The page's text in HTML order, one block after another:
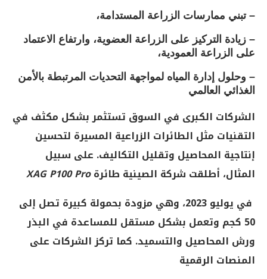
– تبني ممارسات الزراعة المستدامة،
– زيادة التركيز على الزراعة العضوية، وارتفاع الاعتماد
على الزراعة العمودية،
– وحلول إدارة المياه لمواجهة التحديات المرتبطة بالأمن
الغذائي العالمي
الشركات الكبرى في السوق تستثمر بشكل مكثف في
التقنيات مثل الطائرات الزراعية المسيرة لتحسين
إنتاجية المحاصيل وتقليل التكاليف. على سبيل
المثال، أطلقت شركة الصينية طائرةXAG P100 Pro
في يوليو 2023، وهي مزودة بحمولة كبيرة تصل إلى
50 كجم وتعمل بشكل مستقل للمساعدة في البذر
ورش المحاصيل والتسميد. كما تركز الشركات على
المنصات الرقمية